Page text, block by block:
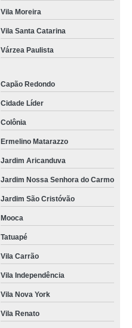
Vila Moreira
Vila Santa Catarina
Várzea Paulista
Capão Redondo
Cidade Líder
Colônia
Ermelino Matarazzo
Jardim Aricanduva
Jardim Nossa Senhora do Carmo
Jardim São Cristóvão
Mooca
Tatuapé
Vila Carrão
Vila Independência
Vila Nova York
Vila Renato